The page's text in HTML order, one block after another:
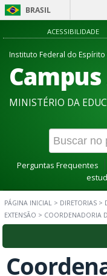
BRASIL
ACESSIBILIDADE
Instituto Federal do Espírito
MINISTÉRIO DA
Perguntas Frequentes
PÁGINA INICIAL > DIRETORIAS >
EXTENSÃO > COORDENADORIA